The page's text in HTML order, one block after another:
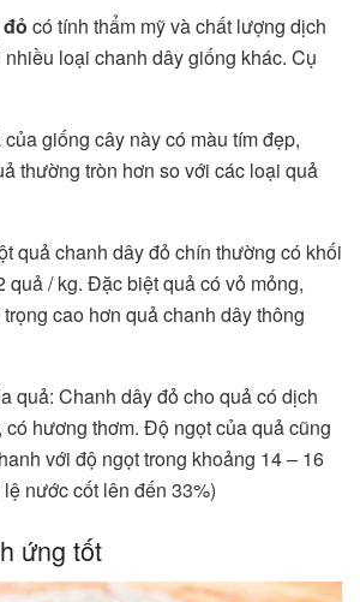
có tính thẩm mỹ và chất lượng dịch
loại chanh dây giống khác. Cụ
giống cây này có màu tím đẹp,
thường tròn hơn so với các loại quả
quả chanh dây đỏ chín thường có khối
quả / kg. Đặc biệt quả có vỏ mỏng,
cao hơn quả chanh dây thông
quả: Chanh dây đỏ cho quả có dịch
có hương thơm. Độ ngọt của quả cũng
với độ ngọt trong khoảng 14 – 16
nước cốt lên đến 33%)
ứng tốt